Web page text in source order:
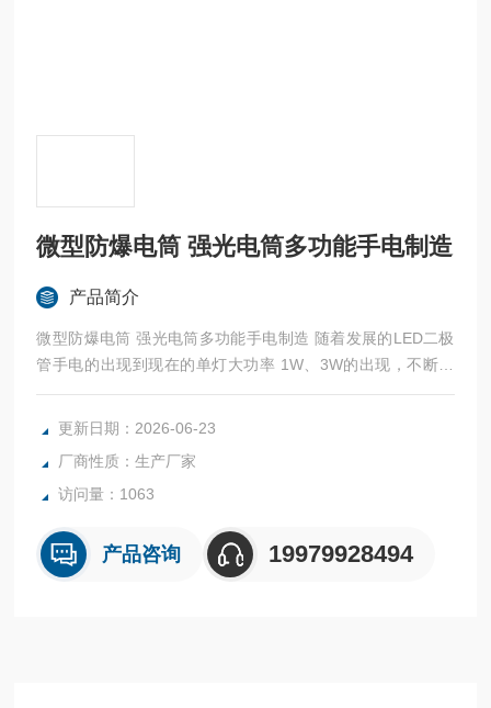
微型防爆电筒 强光电筒多功能手电制造
产品简介
微型防爆电筒 强光电筒多功能手电制造 随着发展的LED二极
管手电的出现到现在的单灯大功率 1W、3W的出现，不断的
丰富大家的手电选择。尤其是航空铝合金的金属手电的出现让
很多买家心动。
更新日期：2026-06-23
厂商性质：生产厂家
访问量：1063
产品咨询 19979928494